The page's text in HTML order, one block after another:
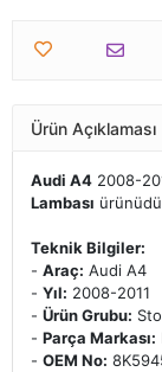
Ürün Açıklaması
Audi A4 2008-
Lambası
Teknik Bilgiler:
- Araç: Audi A4
- Yıl: 2008-2011
- Ürün Grubu:
- Parça Markası:
- OEM No: